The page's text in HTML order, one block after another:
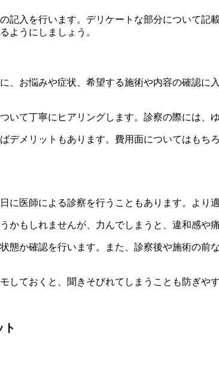
記入を行います。デリケートな部分について
ようにしましょう。
、お悩みや症状、希望する施術や内容の確認
いて丁寧にヒアリングします。診察の際には、
デメリットもあります。費用面についてはも
に医師による診察を行うこともあります。より
かもしれませんが、力んでしまうと、違和感や
態か確認を行います。また、診察後や施術の
しておくと、聞きそびれてしまうことも防ぎやす
ト